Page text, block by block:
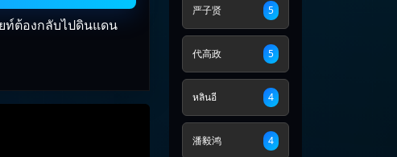
ท์ต้องกลับไปดินแดน
严子贤 5
代高政 5
หลินอี 4
潘毅鸿 4